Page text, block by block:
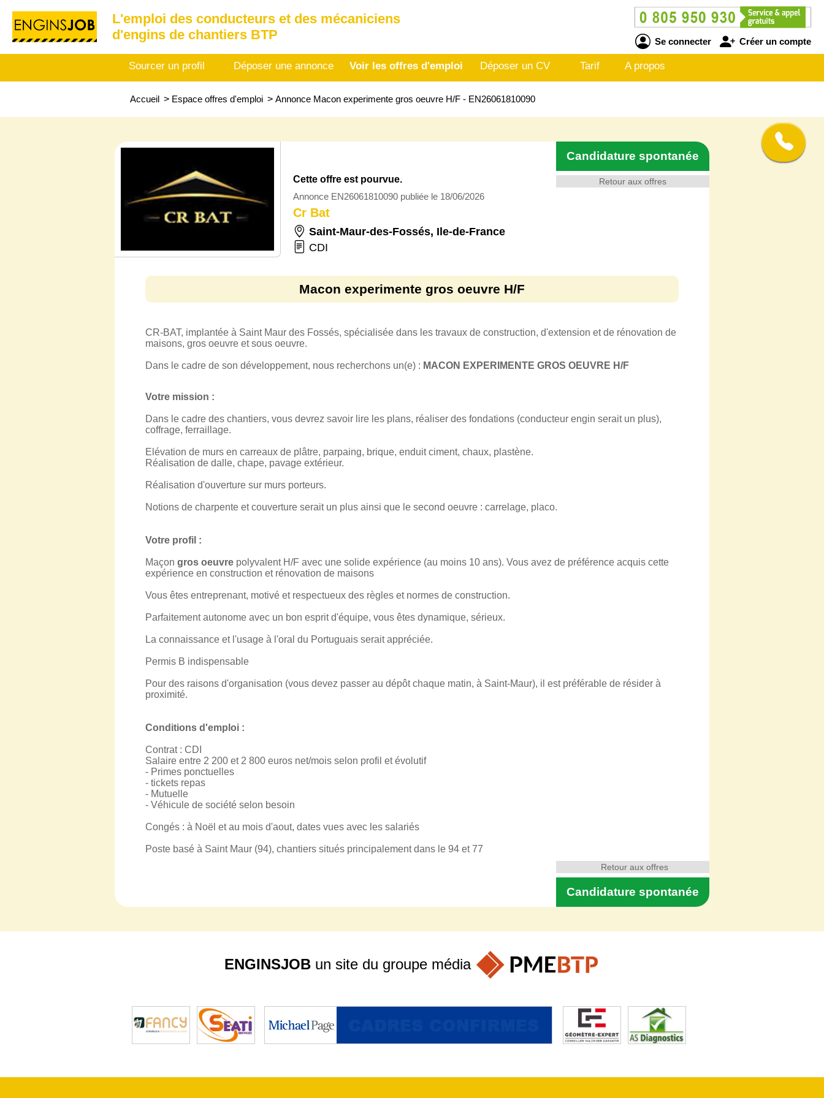
L'emploi des conducteurs et des mécaniciens
d'engins de chantiers BTP
Se connecter Créer un compte
Sourcer un profil Déposer une annonce Voir les offres d'emploi Déposer un CV Tarif A propos
Accueil > Espace offres d'emploi > Annonce Macon experimente gros oeuvre H/F - EN26061810090
Retour aux offres
Candidature spontanée
Cette offre est pourvue.
Annonce EN26061810090 publiée le 18/06/2026
Cr Bat
Saint-Maur-des-Fossés, Ile-de-France
CDI
Macon experimente gros oeuvre H/F
CR-BAT, implantée à Saint Maur des Fossés, spécialisée dans les travaux de construction, d'extension et de rénovation de
maisons, gros oeuvre et sous oeuvre.
Dans le cadre de son développement, nous recherchons un(e) : MACON EXPERIMENTE GROS OEUVRE H/F
Votre mission :
Dans le cadre des chantiers, vous devrez savoir lire les plans, réaliser des fondations (conducteur engin serait un plus),
coffrage, ferraillage.
Elévation de murs en carreaux de plâtre, parpaing, brique, enduit ciment, chaux, plastène.
Réalisation de dalle, chape, pavage extérieur.
Réalisation d'ouverture sur murs porteurs.
Notions de charpente et couverture serait un plus ainsi que le second oeuvre : carrelage, placo.
Votre profil :
Maçon gros oeuvre polyvalent H/F avec une solide expérience (au moins 10 ans). Vous avez de préférence acquis cette
expérience en construction et rénovation de maisons
Vous êtes entreprenant, motivé et respectueux des règles et normes de construction.
Parfaitement autonome avec un bon esprit d'équipe, vous êtes dynamique, sérieux.
La connaissance et l'usage à l'oral du Portuguais serait appréciée.
Permis B indispensable
Pour des raisons d'organisation (vous devez passer au dépôt chaque matin, à Saint-Maur), il est préférable de résider à
proximité.
Conditions d'emploi :
Contrat : CDI
Salaire entre 2 200 et 2 800 euros net/mois selon profil et évolutif
- Primes ponctuelles
- tickets repas
- Mutuelle
- Véhicule de société selon besoin
Congés : à Noël et au mois d'aout, dates vues avec les salariés
Poste basé à Saint Maur (94), chantiers situés principalement dans le 94 et 77
Candidature spontanée
Retour aux offres
ENGINSJOB un site du groupe média